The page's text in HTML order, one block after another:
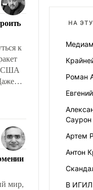
к
США
мир,
НА
Роман
Саурон
Артем
Антон
В ИГИЛ